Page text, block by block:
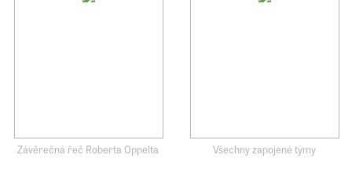
Závěrečná řeč Roberta Oppelta Všechny zapojené týmy